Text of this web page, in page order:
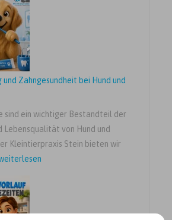
–
21.08.2026
und Zahngesundheit bei Hund und
sind ein wichtiger Bestandteil der
Lebensqualität von Hund und
Kleintierpraxis Stein bieten wir